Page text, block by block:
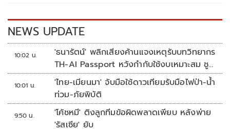
k k
NEWS UPDATE
10:02 น.
'ธนารัตน์' พลิกเสียงค้านแจงเหตุรับบทวิทยากร
TH-AI Passport หวังกำกับใช้งบเหมาะสม ชู
จุดเด่นคนไทยได้ใช้ AI ระดับโปร ลดเหลื่อมล้ำ
ทางเทคโนโลยี เซฟงบไปกว่า900ล้าน เชื่อหาก
ใช้เต็มที่เอกชนขาดทุนย่อยยับ
10:01 น.
'ไทย-เมียนมา' จับมือใช้ดาวเทียมรับมือไฟป่า-น้ำ
ท่วม-ภัยพิบัติ
9:50 น.
'โค้ชหมี' ติงลูกทีมข้อผิดพลาดเพียบ หลังพ่าย
'รัสเซีย' ยับ